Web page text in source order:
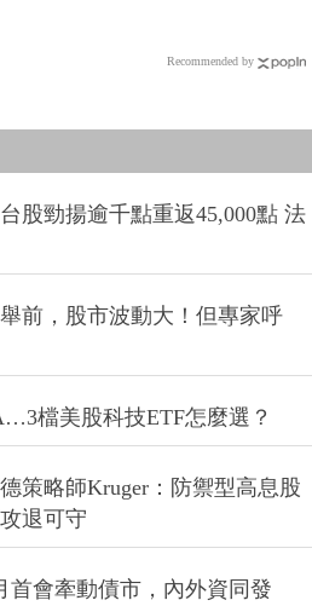
Recommended by
股勁揚逾千點重返45,000點 法
前，股市波動大！但專家呼
檔美股科技ETF怎麼選？
策略師Kruger：防禦型高息股
退可守
首會牽動債市，內外資同發